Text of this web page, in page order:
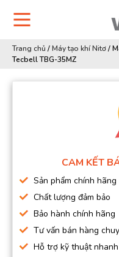
Trang chủ /Máy tạo khí Nitơ/
Tecbell TBG-35MZ
CAM KẾT
Sản phẩm chính hãng
Chất lượng đảm bảo
Bảo hành chính hãng
Tư vấn bán hàng
Hỗ trợ kỹ thuật